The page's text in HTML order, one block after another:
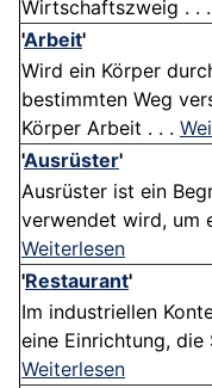
Wirtschaftszweig . . .
'Arbeit'
Wird ein Körper
bestimmten Weg
Körper Arbeit . . .
'Ausrüster'
Ausrüster ist ein
verwendet wird, um
Weiterlesen
'Restaurant'
Im industriellen
eine Einrichtung, die
Weiterlesen